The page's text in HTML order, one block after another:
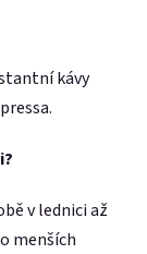
kávy
v lednici až
menších